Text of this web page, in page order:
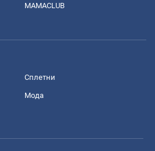
MAMACLUB
Сплетни
Мода